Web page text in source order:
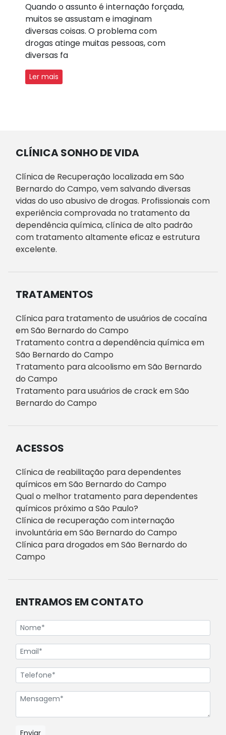
Quando o assunto é internação forçada,
muitos se assustam e imaginam
diversas coisas. O problema com
drogas atinge muitas pessoas, com
diversas fa
Ler mais
CLÍNICA SONHO DE VIDA
Clínica de Recuperação localizada em São
Bernardo do Campo, vem salvando diversas
vidas do uso abusivo de drogas. Profissionais com
experiência comprovada no tratamento da
dependência química, clínica de alto padrão
com tratamento altamente eficaz e estrutura
excelente.
TRATAMENTOS
Clínica para tratamento de usuários de cocaína
em São Bernardo do Campo
Tratamento contra a dependência química em
São Bernardo do Campo
Tratamento para alcoolismo em São Bernardo
do Campo
Tratamento para usuários de crack em São
Bernardo do Campo
ACESSOS
Clínica de reabilitação para dependentes
químicos em São Bernardo do Campo
Qual o melhor tratamento para dependentes
químicos próximo a São Paulo?
Clínica de recuperação com internação
involuntária em São Bernardo do Campo
Clínica para drogados em São Bernardo do
Campo
ENTRAMOS EM CONTATO
Enviar